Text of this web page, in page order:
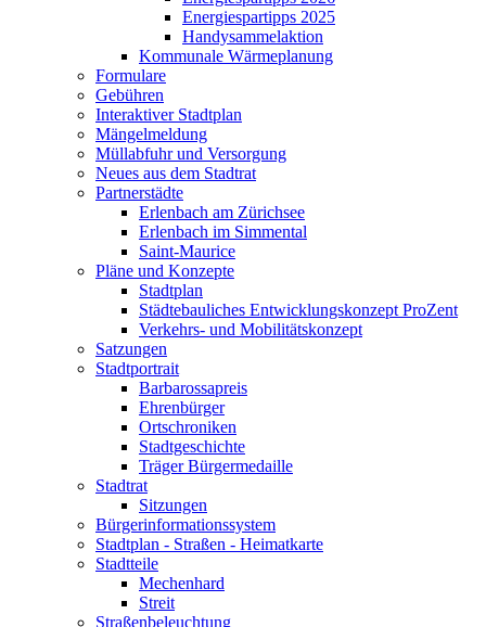
Energiespartipps 2025
Handysammelaktion
Kommunale Wärmeplanung
Formulare
Gebühren
Interaktiver Stadtplan
Mängelmeldung
Müllabfuhr und Versorgung
Neues aus dem Stadtrat
Partnerstädte
Erlenbach am Zürichsee
Erlenbach im Simmental
Saint-Maurice
Pläne und Konzepte
Stadtplan
Städtebauliches Entwicklungskonzept ProZent
Verkehrs- und Mobilitätskonzept
Satzungen
Stadtportrait
Barbarossapreis
Ehrenbürger
Ortschroniken
Stadtgeschichte
Träger Bürgermedaille
Stadtrat
Sitzungen
Bürgerinformationssystem
Stadtplan - Straßen - Heimatkarte
Stadtteile
Mechenhard
Streit
Straßenbeleuchtung